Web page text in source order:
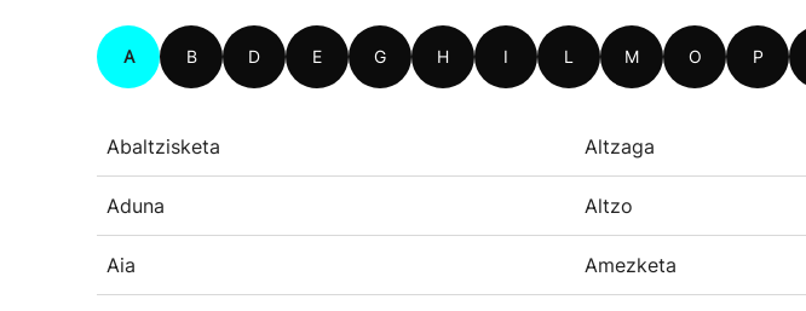
A B D E G H I L M O P
Abaltzisketa Altzaga
Aduna Altzo
Aia Amezketa